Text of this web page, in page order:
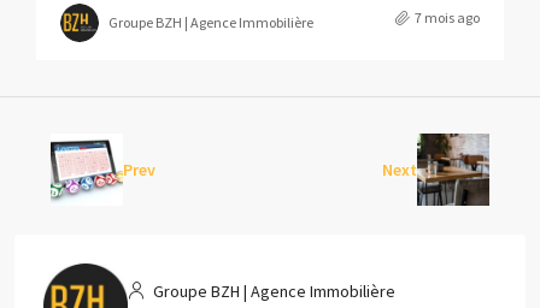
Groupe BZH | Agence Immobilière 7 mois ago
Prev Next
Groupe BZH | Agence Immobilière